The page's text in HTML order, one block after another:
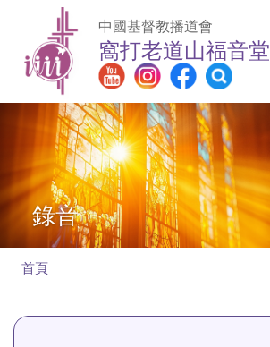
移至主內容
中國基督教播道會
窩打老道山福音堂
Main
navigation
錄音
航
首頁